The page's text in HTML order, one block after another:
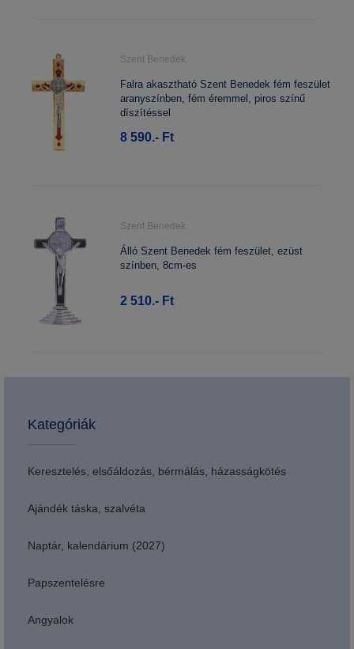
Szent Benedek
Falra akasztható Szent Benedek fém feszület
aranyszínben, fém éremmel, piros színű
díszítéssel
8 590.- Ft
Szent Benedek
Álló Szent Benedek fém feszület, ezüst
színben, 8cm-es
2 510.- Ft
Kategóriák
Keresztelés, elsőáldozás, bérmálás, házasságkötés
Ajándék táska, szalvéta
Naptár, kalendárium (2027)
Papszentelésre
Angyalok